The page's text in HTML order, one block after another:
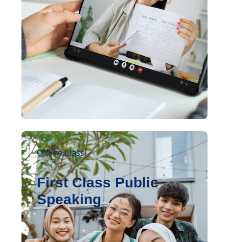
Offline Class
First Class Public
Speaking